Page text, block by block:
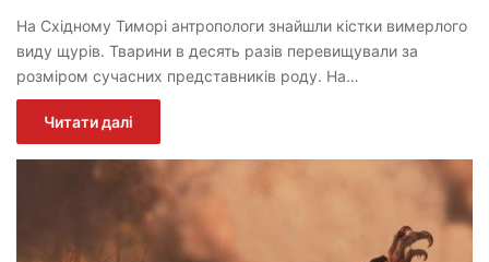
На Східному Тиморі антропологи знайшли кістки вимерлого
виду щурів. Тварини в десять разів перевищували за
розміром сучасних представників роду. На…
Читати далі